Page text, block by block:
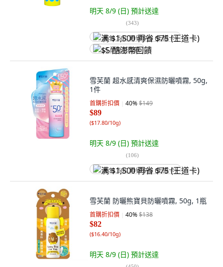
明天 8/9 (日) 預計送達
(343)
满 $1,500 再省 $75 (王道卡)
$5 酷澎幣回饋
雪芙蘭 超水感清爽保濕防曬噴霧, 50g,
1件
首購折扣價 40%$149
$89
($17.80/10g)
明天 8/9 (日) 預計送達
(106)
满 $1,500 再省 $75 (王道卡)
雪芙蘭 防曬熊寶貝防曬噴霧, 50g, 1瓶
首購折扣價 40%$138
$82
($16.40/10g)
明天 8/9 (日) 預計送達